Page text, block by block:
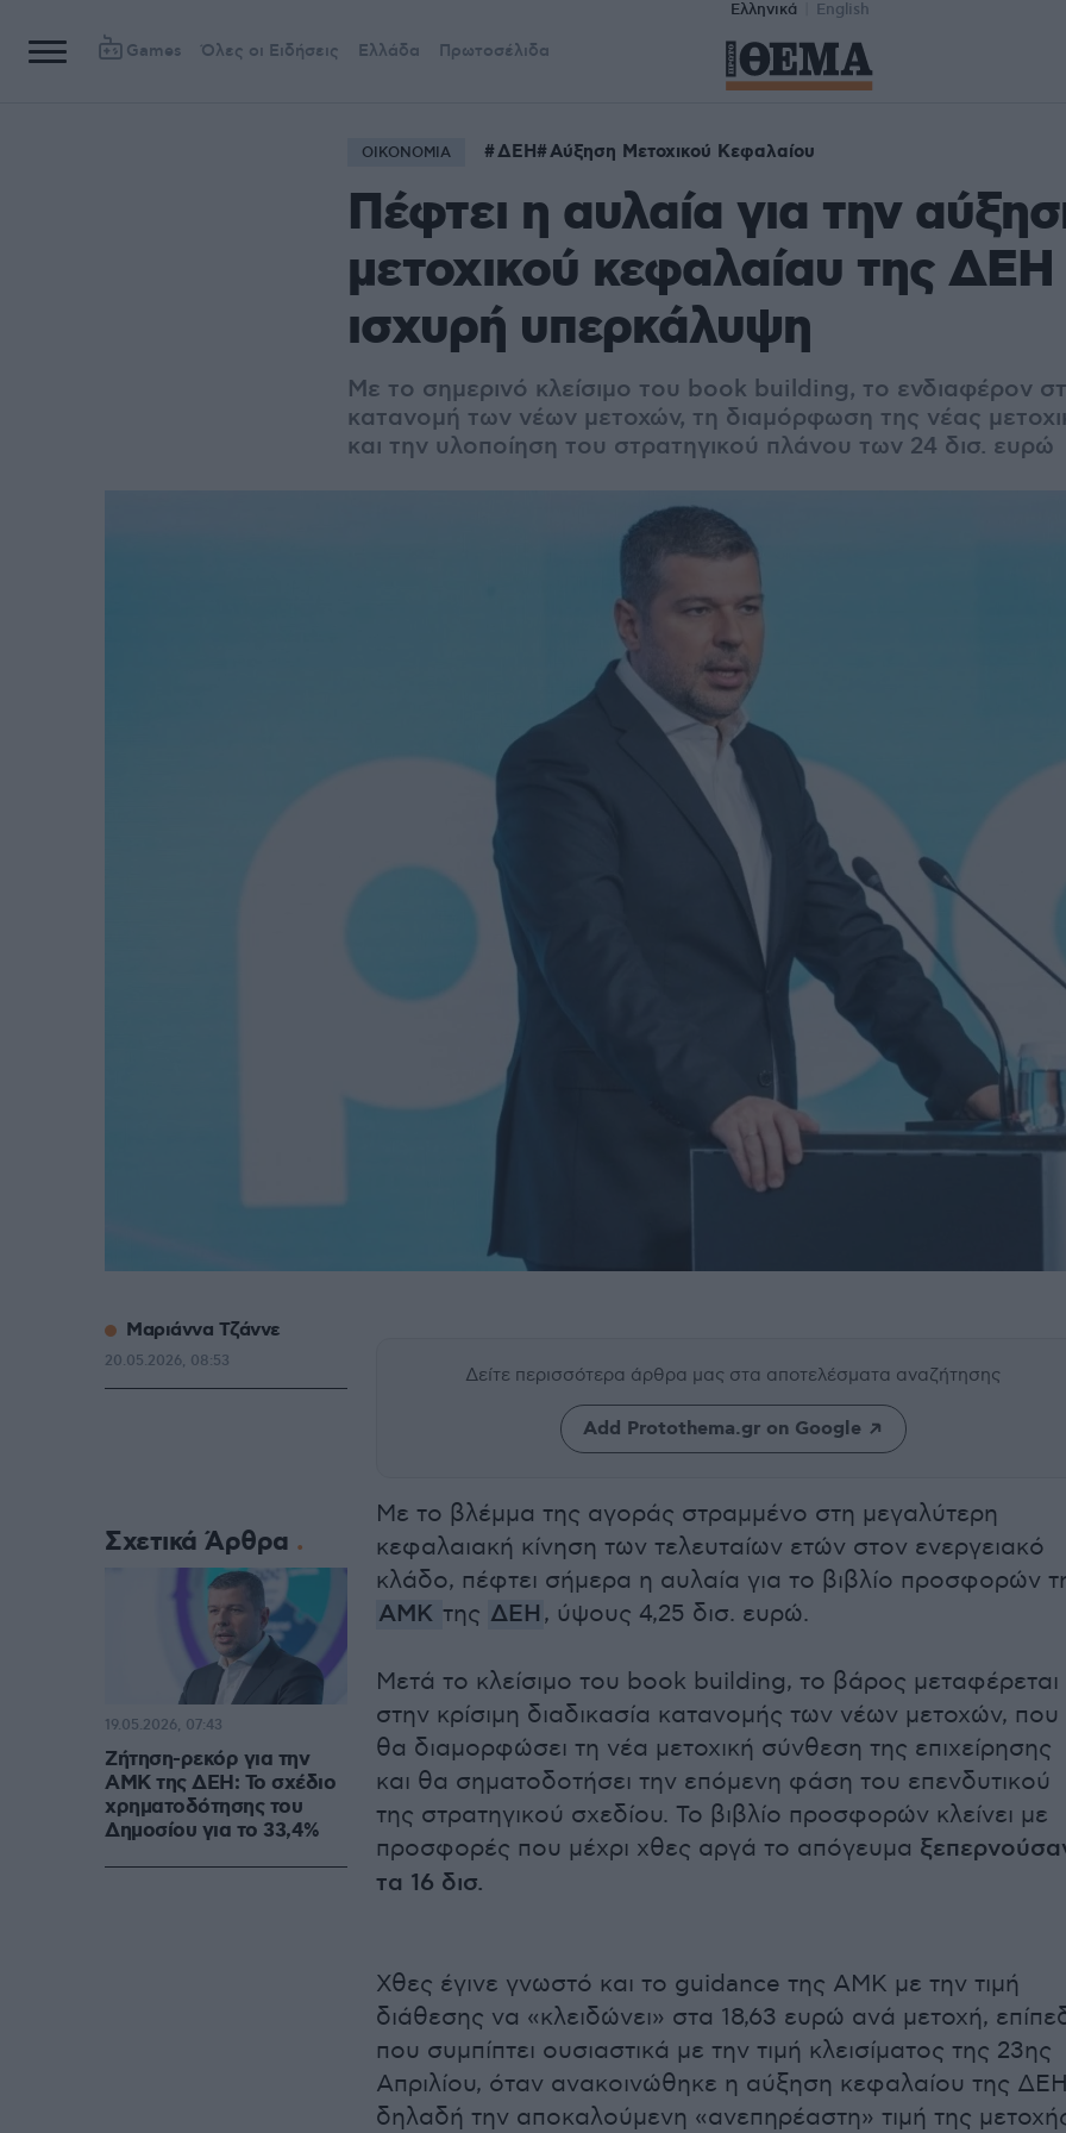
Ελληνικά English
Games Όλες οι Ειδήσεις Ελλάδα Πρωτοσέλιδα
ΟΙΚΟΝΟΜΙΑ ΔΕΗ Αύξηση Μετοχικού Κεφαλαίου
Πέφτει η αυλαία για την
μετοχικού κεφαλαίαυ της
ισχυρή υπερκάλυψη
Με το σημερινό κλείσιμο του book building, το ενδιαφέρον
κατανομή των νέων μετοχών, τη διαμόρφωση της νέας
και την υλοποίηση του στρατηγικού πλάνου των 24 δισ. ευρώ
Δείτε περισσότερα άρθρα μας στα αποτελέσματα αναζήτησης
Add Protothema.gr on Google
Με το βλέμμα της αγοράς στραμμένο στη μεγαλύτερη
κεφαλαιακή κίνηση των τελευταίων ετών στον ενεργειακό
κλάδο, πέφτει σήμερα η αυλαία για το βιβλίο προσφορών
ΑΜΚ της ΔΕΗ , ύψους 4,25 δισ. ευρώ.
Μετά το κλείσιμο του book building, το βάρος μεταφέρεται
στην κρίσιμη διαδικασία κατανομής των νέων μετοχών, που
θα διαμορφώσει τη νέα μετοχική σύνθεση της επιχείρησης
και θα σηματοδοτήσει την επόμενη φάση του επενδυτικού
της στρατηγικού σχεδίου. Το βιβλίο προσφορών κλείνει με
προσφορές που μέχρι χθες αργά το απόγευμα
τα 16 δισ.
Χθες έγινε γνωστό και το guidance της ΑΜΚ με την τιμή
διάθεσης να «κλειδώνει» στα 18,63 ευρώ ανά μετοχή,
που συμπίπτει ουσιαστικά με την τιμή κλεισίματος της 23ης
Απριλίου, όταν ανακοινώθηκε η αύξηση κεφαλαίου της
δηλαδή την αποκαλούμενη «ανεπηρέαστη» τιμή της
Μαριάννα Τζάννε
20.05.2026, 08:53
Σχετικά Άρθρα
Ζήτηση-ρεκόρ για την
ΑΜΚ της ΔΕΗ: Το σχέδιο
χρηματοδότησης του
Δημοσίου για το 33,4%
19.05.2026, 07:43